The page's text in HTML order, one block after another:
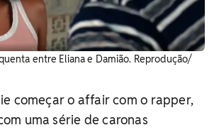
entre Eliana e Damião. Reprodução/
começar o affair com o rapper,
uma série de caronas